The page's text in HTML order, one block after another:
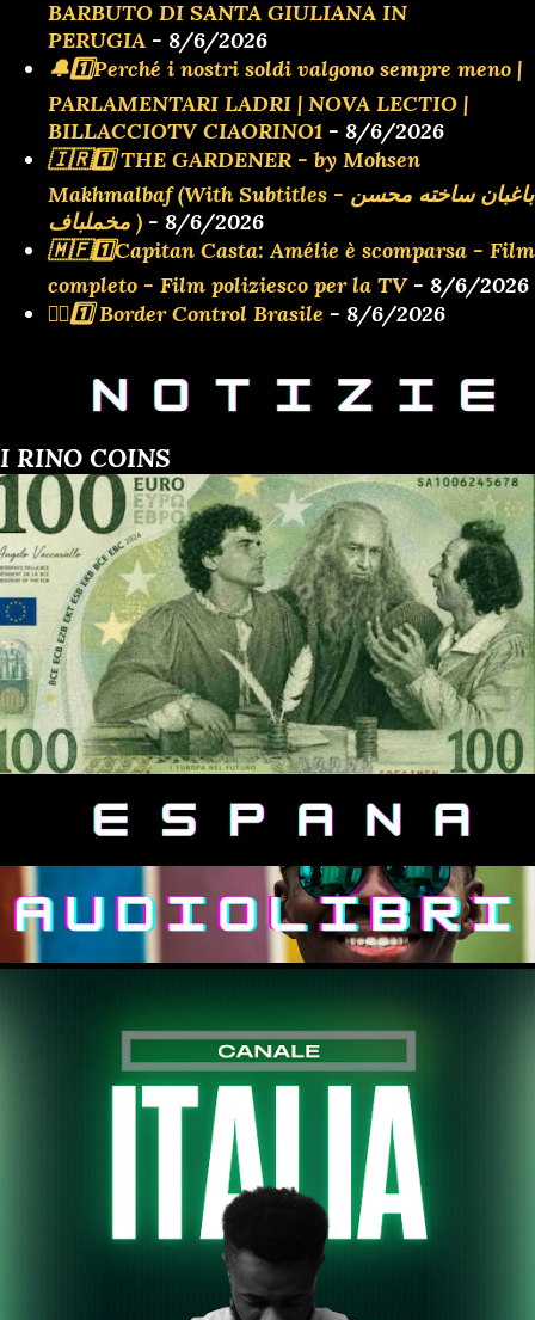
BARBUTO DI SANTA GIULIANA IN
PERUGIA - 8/6/2026
🔔1️⃣Perché i nostri soldi valgono sempre meno |
PARLAMENTARI LADRI | NOVA LECTIO |
BILLACCIOTV CIAORINO1 - 8/6/2026
🇮🇷1️⃣ THE GARDENER - by Mohsen
Makhmalbaf (With Subtitles - باغبان ساخته محسن
مخملباف )
- 8/6/2026
🇲🇫1️⃣Capitan Casta: Amélie è scomparsa - Film
completo - Film poliziesco per la TV- 8/6/2026
👮‍♂️1️⃣ Border Control Brasile - 8/6/2026
I RINO COINS